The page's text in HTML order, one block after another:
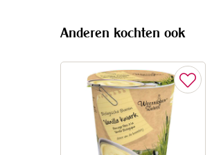
Anderen kochten ook